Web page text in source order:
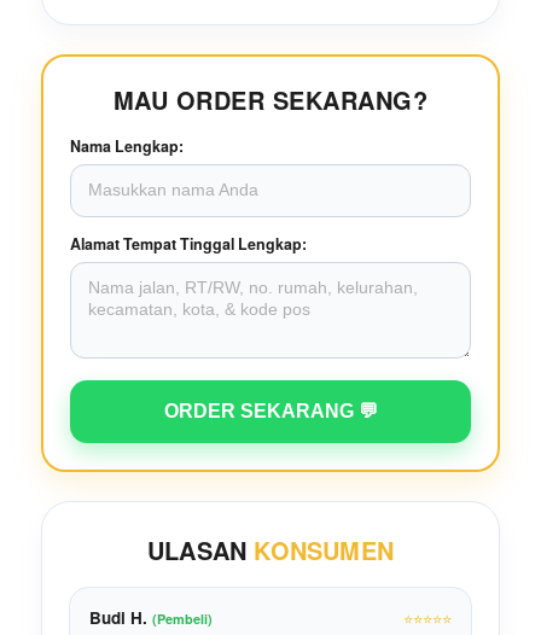
MAU ORDER SEKARANG?
Nama Lengkap:
Alamat Tempat Tinggal Lengkap:
ORDER SEKARANG 💬
ULASAN KONSUMEN
Budi H. (Pembeli) ⭐⭐⭐⭐⭐